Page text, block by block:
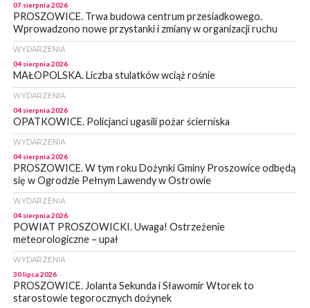
07 sierpnia 2026
PROSZOWICE. Trwa budowa centrum przesiadkowego.
Wprowadzono nowe przystanki i zmiany w organizacji ruchu
WYDARZENIA
04 sierpnia 2026
MAŁOPOLSKA. Liczba stulatków wciąż rośnie
WYDARZENIA
04 sierpnia 2026
OPATKOWICE. Policjanci ugasili pożar ścierniska
WYDARZENIA
04 sierpnia 2026
PROSZOWICE. W tym roku Dożynki Gminy Proszowice odbędą
się w Ogrodzie Pełnym Lawendy w Ostrowie
WYDARZENIA
04 sierpnia 2026
POWIAT PROSZOWICKI. Uwaga! Ostrzeżenie
meteorologiczne – upał
WYDARZENIA
30 lipca 2026
PROSZOWICE. Jolanta Sekunda i Sławomir Wtorek to
starostowie tegorocznych dożynek